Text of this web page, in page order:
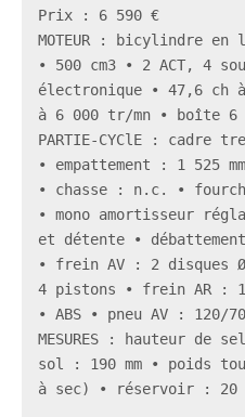
Prix : 6 590 €
MOTEUR : bicylindre
• 500 cm3 • 2 ACT, 4
électronique • 47,6 ch
à 6 000 tr/mn • boîte 6
PARTIE-CYClE :
• empattement : 1 525
• chasse : n.c. •
• mono amortisseur
et détente •
• frein AV : 2 disques
4 pistons • frein AR :
• ABS • pneu AV : 120/
MESURES : hauteur de
sol : 190 mm • poids
à sec) • réservoir : 20